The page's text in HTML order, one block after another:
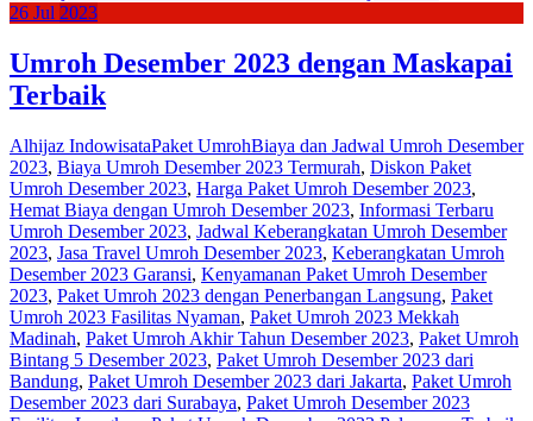
26 Jul 2023
Umroh Desember 2023 dengan Maskapai
Terbaik
Alhijaz IndowisataPaket UmrohBiaya dan Jadwal Umroh Desember
2023, Biaya Umroh Desember 2023 Termurah, Diskon Paket
Umroh Desember 2023, Harga Paket Umroh Desember 2023,
Hemat Biaya dengan Umroh Desember 2023, Informasi Terbaru
Umroh Desember 2023, Jadwal Keberangkatan Umroh Desember
2023, Jasa Travel Umroh Desember 2023, Keberangkatan Umroh
Desember 2023 Garansi, Kenyamanan Paket Umroh Desember
2023, Paket Umroh 2023 dengan Penerbangan Langsung, Paket
Umroh 2023 Fasilitas Nyaman, Paket Umroh 2023 Mekkah
Madinah, Paket Umroh Akhir Tahun Desember 2023, Paket Umroh
Bintang 5 Desember 2023, Paket Umroh Desember 2023 dari
Bandung, Paket Umroh Desember 2023 dari Jakarta, Paket Umroh
Desember 2023 dari Surabaya, Paket Umroh Desember 2023